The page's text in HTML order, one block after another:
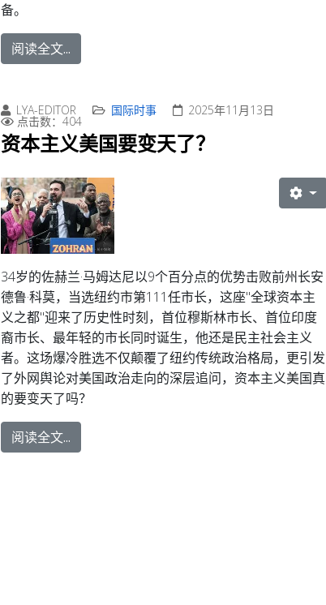
备。
阅读全文...
LYA-EDITOR 国际时事 2025年11月13日
点击数：404
资本主义美国要变天了？
34岁的佐赫兰·马姆达尼以9个百分点的优势击败前州长安
德鲁·科莫，当选纽约市第111任市长，这座"全球资本主
义之都"迎来了历史性时刻，首位穆斯林市长、首位印度
裔市长、最年轻的市长同时诞生，他还是民主社会主义
者。这场爆冷胜选不仅颠覆了纽约传统政治格局，更引发
了外网舆论对美国政治走向的深层追问，资本主义美国真
的要变天了吗？
阅读全文...